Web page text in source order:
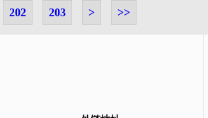
202 203 > >>